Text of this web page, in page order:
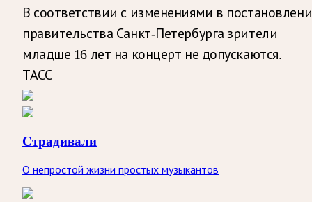
В соответствии с изменениями в
правительства Санкт-Петербурга зрители
младше 16 лет на концерт не допускаются.
ТАСС
Страдивали
О непростой жизни простых музыкантов